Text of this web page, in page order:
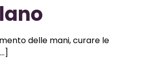
delle mani, curare le